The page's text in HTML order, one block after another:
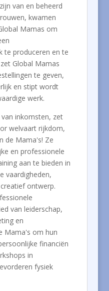
van en beheerd
kwamen
Mamas om
te produceren en te
Global Mamas
te geven,
en stipt wordt
werk.
inkomsten, zet
welvaart rijkdom,
de Mama's! Ze
en professionele
aan te bieden in
vaardigheden,
ontwerp.
van leiderschap,
en
Mama's om hun
financiën
in
fysiek